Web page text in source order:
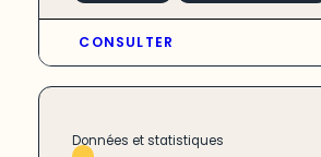
CONSULTER
Données et statistiques